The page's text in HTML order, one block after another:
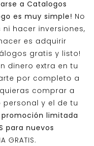
a Catalogos
es muy simple! No
hacer inversiones,
es adquirir
gratis y listo!
dinero extra en tu
por completo a
comprar a
y el de tu
limitada
para nuevos
GRATIS.